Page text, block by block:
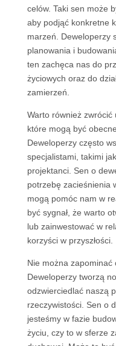
celów. Taki sen może
aby podjąć konkretne
marzeń. Deweloperzy
planowania i
ten zachęca nas do
życiowych oraz do
zamierzeń.
Warto również zwrócić
które mogą być
Deweloperzy często
specjalistami, takimi
projektanci. Sen o
potrzebę zacieśnienia
mogą pomóc nam w
być sygnał, że warto
lub zainwestować w
korzyści w przyszłości.
Nie można zapominać
Deweloperzy tworzą
odzwierciedlać naszą
rzeczywistości. Sen o
jesteśmy w fazie
życiu, czy to w sferze